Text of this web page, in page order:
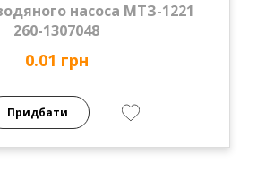
насоса МТЗ-1221
260-1307048
0.01 грн
Придбати